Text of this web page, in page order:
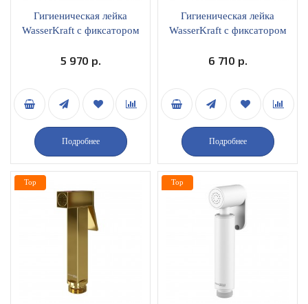
Гигиеническая лейка
WasserKraft с фиксатором
5 970 р.
Подробнее
Гигиеническая лейка
WasserKraft с фиксатором
6 710 р.
Подробнее
Top Top